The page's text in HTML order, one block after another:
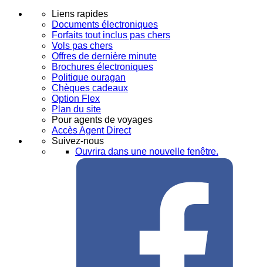
Liens rapides
Documents électroniques
Forfaits tout inclus pas chers
Vols pas chers
Offres de dernière minute
Brochures électroniques
Politique ouragan
Chèques cadeaux
Option Flex
Plan du site
Pour agents de voyages
Accès Agent Direct
Suivez-nous
Ouvrira dans une nouvelle fenêtre.